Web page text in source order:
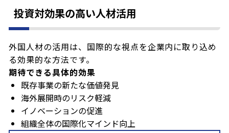
投資対効果の高い人材活用
外国人材の活用は、国際的な視点を企業内に取り込め
る効果的な方法です。
期待できる具体的効果
既存事業の新たな価値発見
海外展開時のリスク軽減
イノベーションの促進
組織全体の国際化マインド向上